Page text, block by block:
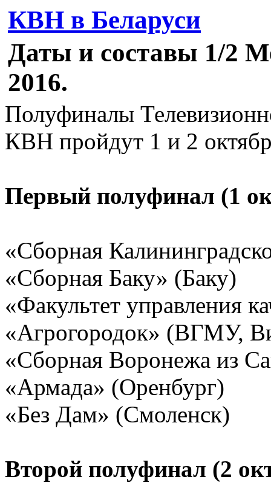
КВН в Беларуси
Даты и составы 1/2
2016.
Полуфиналы
КВН пройдут 1 и 2
Первый полуфинал (1
«Сборная
«Сборная Баку» (Баку)
«Факультет управления
«Агрогородок» (ВГМУ,
«Сборная Воронежа из
«Армада» (Оренбург)
«Без Дам» (Смоленск)
Второй полуфинал (2